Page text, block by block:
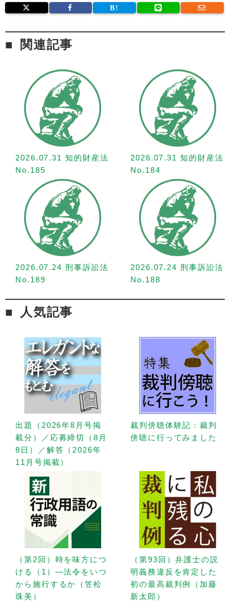
関連記事
2026.07.31 知的財産法
No.185
2026.07.31 知的財産法
No.184
2026.07.24 刑事訴訟法
No.189
2026.07.24 刑事訴訟法
No.188
人気記事
出題（2026年8月号掲
載分）／応募締切（8月
8日）／解答（2026年
11月号掲載）
裁判傍聴体験記：裁判
傍聴に行ってみました
（第2回）時を味方につ
ける（1）—法令をいつ
から施行するか（笠松
珠美）
（第93回）弁護士の説
明義務違反を肯定した
初の最高裁判例（加藤
新太郎）